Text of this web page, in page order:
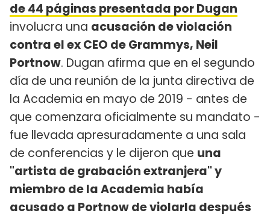
de 44 páginas presentada por Dugan
involucra una acusación de violación
contra el ex CEO de Grammys, Neil
Portnow. Dugan afirma que en el segundo
día de una reunión de la junta directiva de
la Academia en mayo de 2019 - antes de
que comenzara oficialmente su mandato -
fue llevada apresuradamente a una sala
de conferencias y le dijeron que una
"artista de grabación extranjera" y
miembro de la Academia había
acusado a Portnow de violarla después